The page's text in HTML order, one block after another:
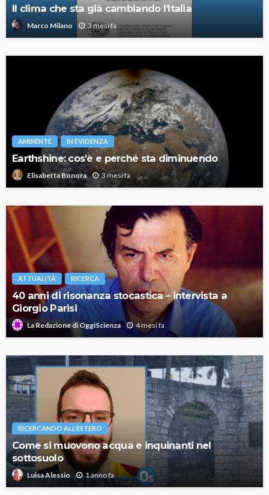
Il clima che sta già cambiando l’Italia
Marco Milano 3 mesi fa
AMBIENTE IN EVIDENZA
Earthshine: cos’è e perché sta diminuendo
Elisabetta Bonora 3 mesi fa
ATTUALITÀ RICERCA
40 anni di risonanza stocastica – intervista a
Giorgio Parisi
La Redazione di OggiScienza 4 mesi fa
RICERCANDO ALL'ESTERO
Come si muovono acqua e inquinanti nel
sottosuolo
Luisa Alessio 1 anno fa